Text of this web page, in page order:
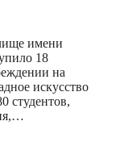
имени
18
на
искусство
студентов,